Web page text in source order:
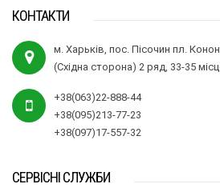
КОНТАКТИ
м. Харьків, пос. Пісочин пл.
(Східна сторона) 2 ряд, 33-35
+38(063)22-888-44
+38(095)213-77-23
+38(097)17-557-32
СЕРВІСНІ СЛУЖБИ